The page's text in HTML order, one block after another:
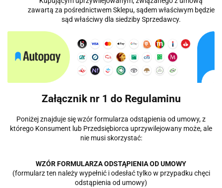
zawartą za pośrednictwem Sklepu, sądem właściwym będzie
sąd właściwy dla siedziby Sprzedawcy.
Załącznik nr 1 do Regulaminu
Poniżej znajduje się wzór formularza odstąpienia od umowy, z
którego Konsument lub Przedsiębiorca uprzywilejowany może, ale
nie musi skorzystać:
WZÓR FORMULARZA ODSTĄPIENIA OD UMOWY
(formularz ten należy wypełnić i odesłać tylko w przypadku chęci
odstąpienia od umowy)